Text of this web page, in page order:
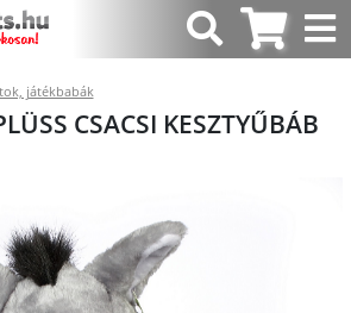
játékbabák
CSACSI KESZTYŰBÁB